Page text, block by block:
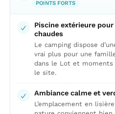
POINTS FORTS
Piscine extérieure
chaudes
Le camping dispose
vrai plus pour une
dans le Lot et moments
le site.
Ambiance calme et
L’emplacement en